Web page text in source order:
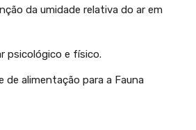
da umidade relativa do ar em
psicológico e físico.
de alimentação para a Fauna